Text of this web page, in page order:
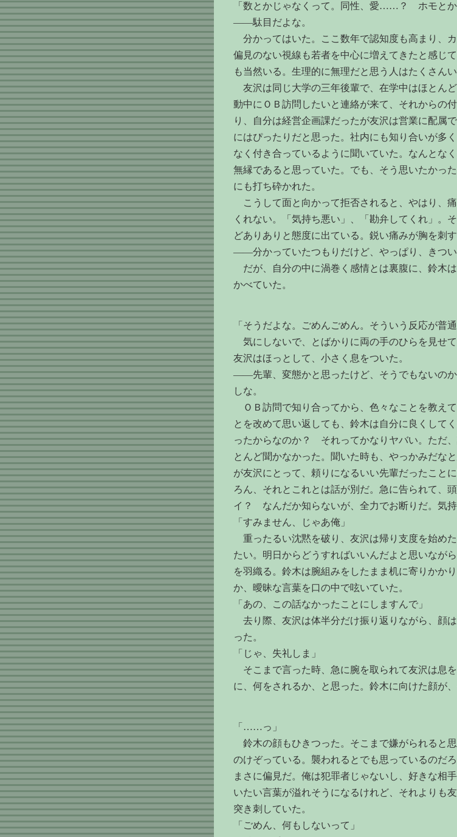
「数とかじゃなくって。同性、愛……？ ホモとか
――駄目だよな。
分かってはいた。ここ数年で認知度も高まり、
偏見のない視線も若者を中心に増えてきたと感じ
も当然いる。生理的に無理だと思う人はたくさん
友沢は同じ大学の三年後輩で、在学中はほとん
動中にＯＢ訪問したいと連絡が来て、それからの
り、自分は経営企画課だったが友沢は営業に配属
にはぴったりだと思った。社内にも知り合いが多
なく付き合っているように聞いていた。なんとな
無縁であると思っていた。でも、そう思いたかっ
にも打ち砕かれた。
こうして面と向かって拒否されると、やはり、
くれない。「気持ち悪い」、「勘弁してくれ」。
どありありと態度に出ている。鋭い痛みが胸を刺
――分かっていたつもりだけど、やっぱり、きつい
だが、自分の中に渦巻く感情とは裏腹に、鈴木
かべていた。
「そうだよな。ごめんごめん。そういう反応が普通
気にしないで、とばかりに両の手のひらを見せ
友沢はほっとして、小さく息をついた。
――先輩、変態かと思ったけど、そうでもないの
しな。
ＯＢ訪問で知り合ってから、色々なことを教え
とを改めて思い返しても、鈴木は自分に良くして
ったからなのか？ それってかなりヤバい。ただ
とんど聞かなかった。聞いた時も、やっかみだな
が友沢にとって、頼りになるいい先輩だったこと
ろん、それとこれとは話が別だ。急に告られて、
イ？ なんだか知らないが、全力でお断りだ。気持
「すみません、じゃあ俺」
重ったるい沈黙を破り、友沢は帰り支度を始め
たい。明日からどうすればいいんだよと思いなが
を羽織る。鈴木は腕組みをしたまま机に寄りかか
か、曖昧な言葉を口の中で呟いていた。
「あの、この話なかったことにしますんで」
去り際、友沢は体半分だけ振り返りながら、顔
った。
「じゃ、失礼しま」
そこまで言った時、急に腕を取られて友沢は息
に、何をされるか、と思った。鈴木に向けた顔が
「……っ」
鈴木の顔もひきつった。そこまで嫌がられると
のけぞっている。襲われるとでも思っているのだ
まさに偏見だ。俺は犯罪者じゃないし、好きな相
いたい言葉が溢れそうになるけれど、それよりも
突き刺していた。
「ごめん、何もしないって」